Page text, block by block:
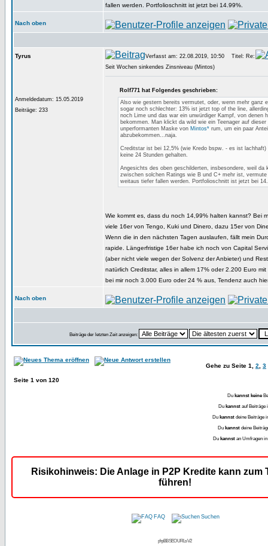
fallen werden. Portfolioschnitt ist jetzt bei 14.99%.
Nach oben
Tyrus
Anmeldedatum: 15.05.2019
Beiträge: 233
Verfasst am: 22.08.2019, 10:50
Titel: Re:
Seit Wochen sinkendes Zinsniveau (Mintos)
Rolf771 hat Folgendes geschrieben:
Also wie gestern bereits vermutet, oder, wenn mehr ganz
sogar noch schlechter: 13% ist jetzt top of the line,
noch Lime und das war ein unwürdiger Kampf, von denen
bekommen. Man klickt da wild wie ein Teenager auf dieser
unperformanten Maske von Mintos*rum, um ein paar
abzubekommen...naja.
Creditstar ist bei 12,5% (wie Kredo bspw. - es ist lachhaft)
keine 24 Stunden gehalten.
Angesichts des oben geschilderten, insbesondere, weil da
zwischen solchen Ratings wie B und C+ mehr ist,
weitaus tiefer fallen werden. Portfolioschnitt ist jetzt bei
Wie kommt es, dass du noch 14,99% halten kannst? Bei
viele 16er von Tengo, Kuki und Dinero, dazu 15er von
Wenn die in den nächsten Tagen auslaufen, fällt mein
rapide. Längerfristige 16er habe ich noch von Capital
(aber nicht viele wegen der Solvenz der Anbieter) und
natürlich Creditstar, alles in allem 17% oder 2.200 Euro
bei mir noch 3.000 Euro oder 24 % aus, Tendenz auch
Nach oben
Beiträge der letzten Zeit anzeigen:
Gehe zu Seite 1 2 3
Seite 1 von 120
Du kannst keine
Du kannst auf Beiträge
Du kannst deine Beiträge
Du kannst deine
Du kannst an Umfragen
Risikohinweis: Die Anlage in P2P Kredite kann zum
führen!
FAQ Suchen
phpBB SEO URLs V2